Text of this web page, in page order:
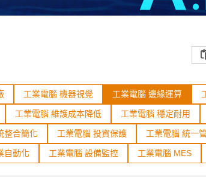
工業電腦 機器視覺 工業電腦 邊緣運算
工業電腦 維護成本降低 工業電腦 穩定耐用
整合簡化 工業電腦 投資保護 工業電腦 統一
自動化 工業電腦 設備監控 工業電腦 MES